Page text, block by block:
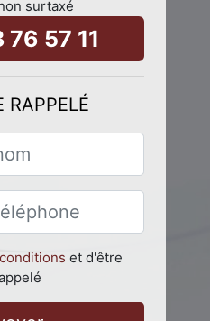
surtaxé
76 57 11
RAPPELÉ
conditions et d'être